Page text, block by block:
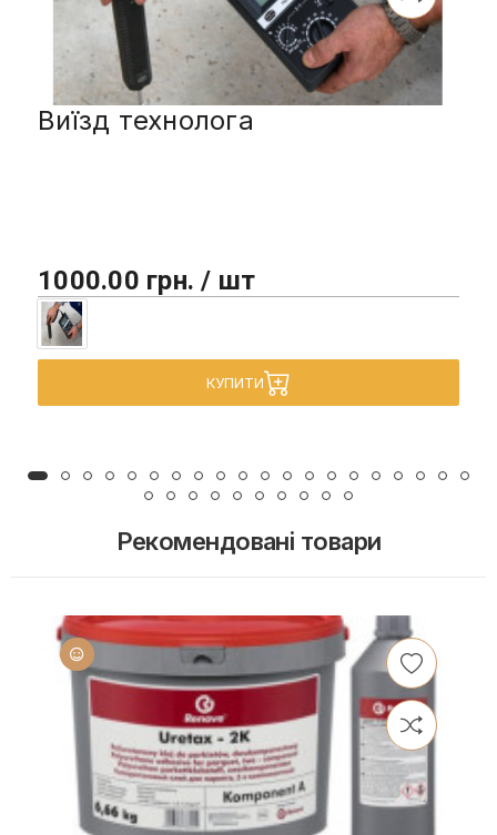
Виїзд технолога
1000.00 грн. / шт
КУПИТИ
Рекомендовані товари